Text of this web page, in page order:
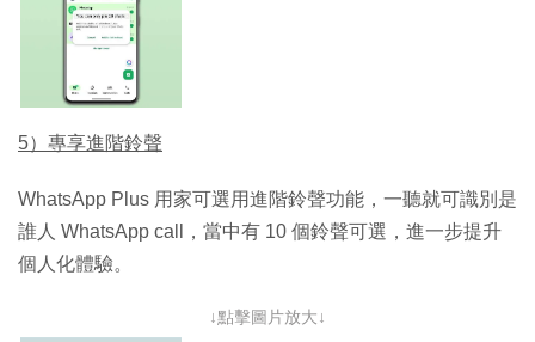
5）專享進階鈴聲
WhatsApp Plus 用家可選用進階鈴聲功能，一聽就可識別是
誰人 WhatsApp call，當中有 10 個鈴聲可選，進一步提升
個人化體驗。
↓點擊圖片放大↓